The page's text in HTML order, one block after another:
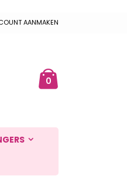
AANMAKEN
0producten